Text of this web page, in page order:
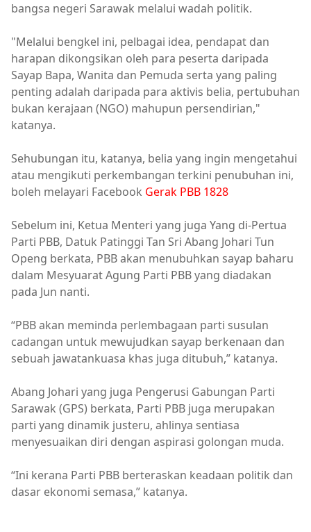
bangsa negeri Sarawak melalui wadah politik.
"Melalui bengkel ini, pelbagai idea, pendapat dan
harapan dikongsikan oleh para peserta daripada
Sayap Bapa, Wanita dan Pemuda serta yang paling
penting adalah daripada para aktivis belia, pertubuhan
bukan kerajaan (NGO) mahupun persendirian,"
katanya.
Sehubungan itu, katanya, belia yang ingin mengetahui
atau mengikuti perkembangan terkini penubuhan ini,
boleh melayari Facebook Gerak PBB 1828
Sebelum ini, Ketua Menteri yang juga Yang di-Pertua
Parti PBB, Datuk Patinggi Tan Sri Abang Johari Tun
Openg berkata, PBB akan menubuhkan sayap baharu
dalam Mesyuarat Agung Parti PBB yang diadakan
pada Jun nanti.
“PBB akan meminda perlembagaan parti susulan
cadangan untuk mewujudkan sayap berkenaan dan
sebuah jawatankuasa khas juga ditubuh,” katanya.
Abang Johari yang juga Pengerusi Gabungan Parti
Sarawak (GPS) berkata, Parti PBB juga merupakan
parti yang dinamik justeru, ahlinya sentiasa
menyesuaikan diri dengan aspirasi golongan muda.
“Ini kerana Parti PBB berteraskan keadaan politik dan
dasar ekonomi semasa,” katanya.